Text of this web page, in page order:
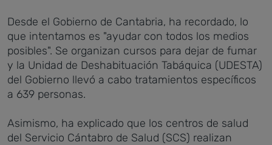
Desde el Gobierno de Cantabria, ha recordado, lo
que intentamos es "ayudar con todos los medios
posibles". Se organizan cursos para dejar de fumar
y la Unidad de Deshabituación Tabáquica (UDESTA)
del Gobierno llevó a cabo tratamientos específicos
a 639 personas.
Asimismo, ha explicado que los centros de salud
del Servicio Cántabro de Salud (SCS) realizan